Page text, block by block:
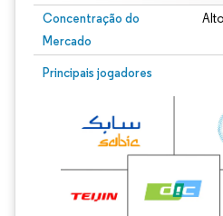
Concentração do
Mercado
Alto
Principais jogadores